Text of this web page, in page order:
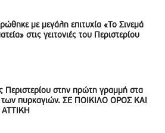
με μεγάλη επιτυχία «Το Σινεμά
στις γειτονιές του Περιστερίου
Περιστερίου στην πρώτη γραμμή στα
πυρκαγιών. ΣΕ ΠΟΙΚΙΛΟ ΟΡΟΣ ΚΑΙ